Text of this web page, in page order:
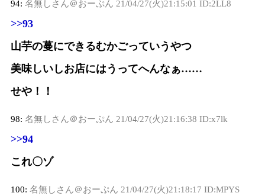
94: 名無しさん＠おーぷん 21/04/27(火)21:15:01 ID:2LL8
>>93
山芋の蔓にできるむかごっていうやつ
美味しいしお店にはうってへんなぁ……
せや！！
98: 名無しさん＠おーぷん 21/04/27(火)21:16:38 ID:x7lk
>>94
これ〇ゾ
100: 名無しさん＠おーぷん 21/04/27(火)21:18:17 ID:MPYS